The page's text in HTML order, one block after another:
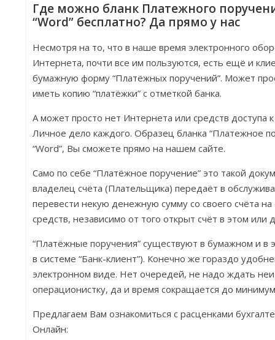
Где можно бланк Платежного
“Word” бесплатно? Да прямо у нас
Несмотря на то, что в наше время электронного
Интернета, почти все им пользуются, есть ещё и
бумажную форму “Платёжных поручений”. Может
иметь копию “платёжки” с отметкой банка.
А может просто нет Интернета или средств доступа
Личное дело каждого. Образец бланка “Платежное
“Word”, Вы сможете прямо на нашем сайте.
Само по себе “Платёжное поручение” это такой
владелец счёта (Плательщика) передаёт в
перевести некую денежную сумму со своего счёта
средств, независимо от того открыт счёт в этом или
“Платёжные поручения” существуют в бумажном и в
в системе “Банк-клиент”). Конечно же гораздо
электронном виде. Нет очередей, не надо ждать
операционистку, да и время сокращается до
Предлагаем Вам ознакомиться с расценками
Онлайн: